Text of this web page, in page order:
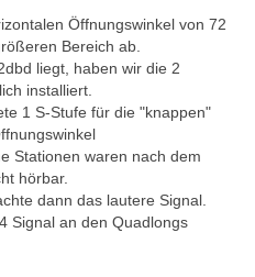
Öffnungswinkel von 72
Bereich ab.
liegt, haben wir die 2
installiert.
1 S-Stufe für die "knappen"
Stationen waren nach dem
hörbar.
dann das lautere Signal.
Signal an den Quadlongs